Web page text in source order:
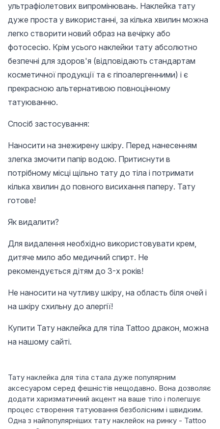
ультрафіолетових випромінювань. Наклейка тату
дуже проста у використанні, за кілька хвилин можна
легко створити новий образ на вечірку або
фотосесію. Крім усього наклейки тату абсолютно
безпечні для здоров'я (відповідають стандартам
косметичної продукції та є гіпоалергенними) і є
прекрасною альтернативою повноцінному
татуюванню.
Спосіб застосування:
Наносити на знежирену шкіру. Перед нанесенням
злегка змочити папір водою. Притиснути в
потрібному місці щільно тату до тіла і потримати
кілька хвилин до повного висихання паперу. Тату
готове!
Як видалити?
Для видалення необхідно використовувати крем,
дитяче мило або медичний спирт. Не
рекомендується дітям до 3-х років!
Не наносити на чутливу шкіру, на область біля очей і
на шкіру схильну до алергії!
Купити Тату наклейка для тіла Tattoo дракон, можна
на нашому сайті.
Тату наклейка для тіла стала дуже популярним
аксесуаром серед фешністів нещодавно. Вона дозволяє
додати харизматичний акцент на ваше тіло і полегшує
процес створення татуювання безболісним і швидким.
Одна з найпопулярніших тату наклейок на ринку - Tattoo